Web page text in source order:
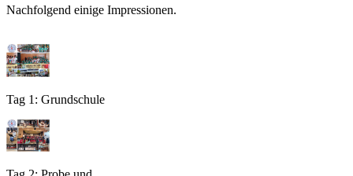
Nachfolgend einige Impressionen.
Tag 1: Grundschule